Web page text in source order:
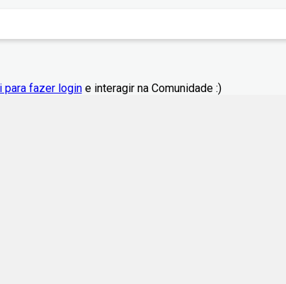
para fazer logine interagir na Comunidade :)